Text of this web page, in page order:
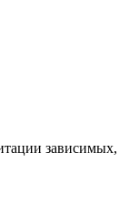
зависимых,